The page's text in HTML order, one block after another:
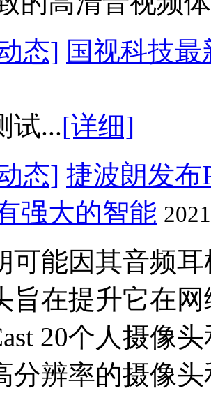
态] 国视科技
试...[详细]
态] 捷波朗发布
强大的智能
可能因其音频耳
旨在提升它在
20个人摄像
分辨率的摄像